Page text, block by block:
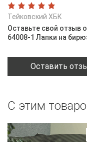
Тейковский ХБК
Оставьте свой отзыв
64008-1 Лапки на
Оставить
С этим